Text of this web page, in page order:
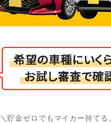
＼貯金ゼロでもマイカー持てる